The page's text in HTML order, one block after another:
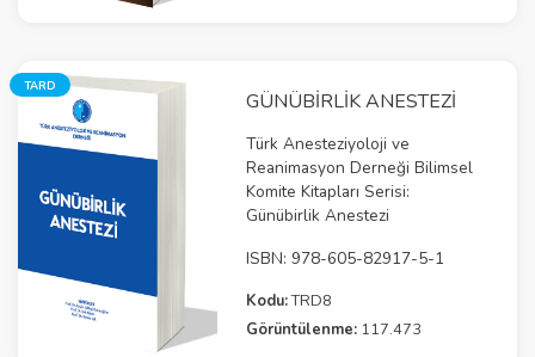
TARD
GÜNÜBİRLİK ANESTEZİ
Türk Anesteziyoloji ve
Reanimasyon Derneği Bilimsel
Komite Kitapları Serisi:
Günübirlik Anestezi
ISBN: 978-605-82917-5-1
Kodu:TRD8
Görüntülenme: 117.473